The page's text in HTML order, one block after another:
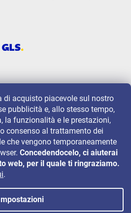
di acquisto piacevole sul nostro
pubblicità e, allo stesso tempo,
la funzionalità e le prestazioni,
consenso al trattamento dei
che vengono temporaneamente
Concedendocelo, ci aiuterai
web, per il quale ti ringraziamo.
.
seguiteci su:
. Tutti i diritti riservati.